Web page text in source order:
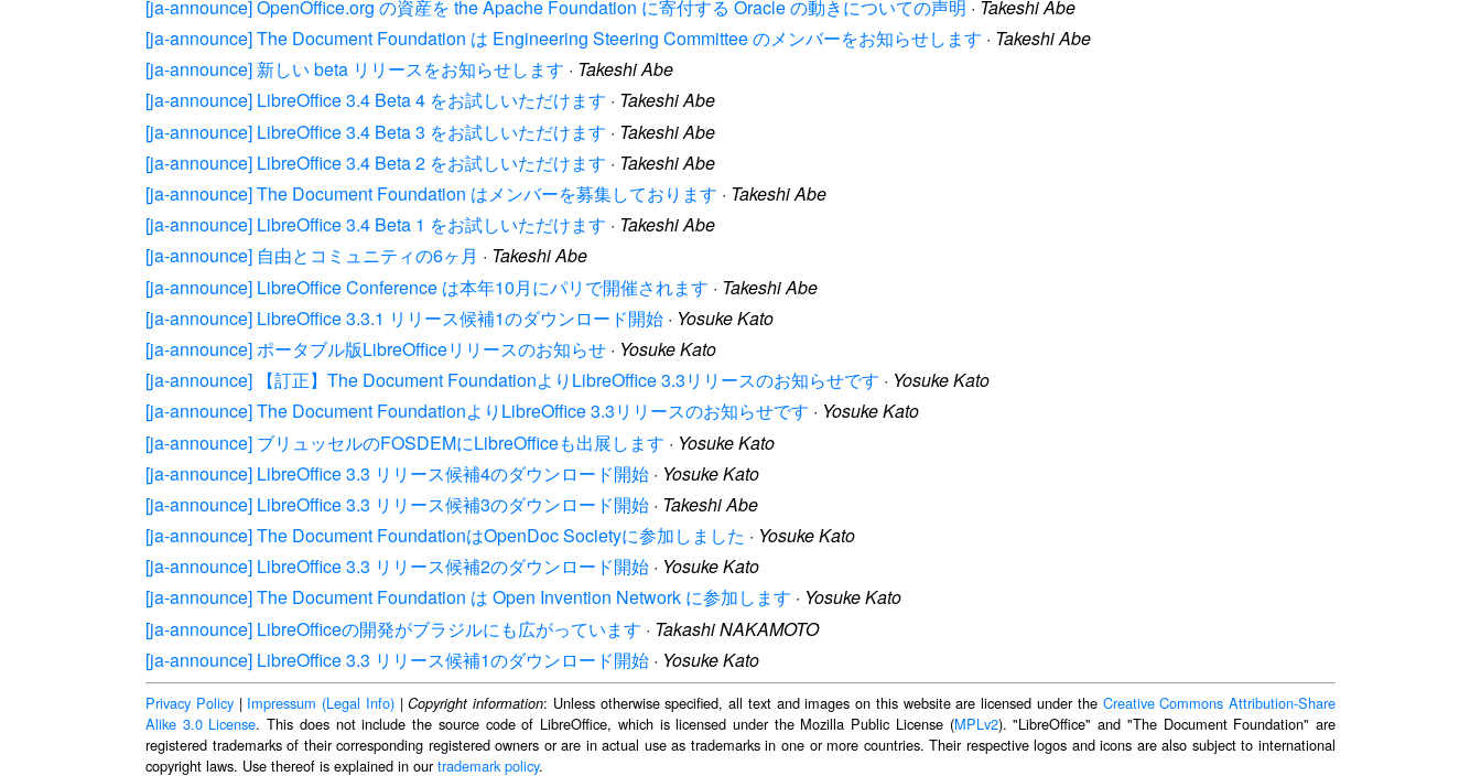
[ja-announce] OpenOffice.org の資産を the Apache Foundation に寄付する Oracle の動きについての声明 · Takeshi Abe
[ja-announce] The Document Foundation は Engineering Steering Committee のメンバーをお知らせします · Takeshi Abe
[ja-announce] 新しい beta リリースをお知らせします · Takeshi Abe
[ja-announce] LibreOffice 3.4 Beta 4 をお試しいただけます · Takeshi Abe
[ja-announce] LibreOffice 3.4 Beta 3 をお試しいただけます · Takeshi Abe
[ja-announce] LibreOffice 3.4 Beta 2 をお試しいただけます · Takeshi Abe
[ja-announce] The Document Foundation はメンバーを募集しております · Takeshi Abe
[ja-announce] LibreOffice 3.4 Beta 1 をお試しいただけます · Takeshi Abe
[ja-announce] 自由とコミュニティの6ヶ月 · Takeshi Abe
[ja-announce] LibreOffice Conference は本年10月にパリで開催されます · Takeshi Abe
[ja-announce] LibreOffice 3.3.1 リリース候補1のダウンロード開始 · Yosuke Kato
[ja-announce] ポータブル版LibreOfficeリリースのお知らせ · Yosuke Kato
[ja-announce] 【訂正】The Document FoundationよりLibreOffice 3.3リリースのお知らせです · Yosuke Kato
[ja-announce] The Document FoundationよりLibreOffice 3.3リリースのお知らせです · Yosuke Kato
[ja-announce] ブリュッセルのFOSDEMにLibreOfficeも出展します · Yosuke Kato
[ja-announce] LibreOffice 3.3 リリース候補4のダウンロード開始 · Yosuke Kato
[ja-announce] LibreOffice 3.3 リリース候補3のダウンロード開始 · Takeshi Abe
[ja-announce] The Document FoundationはOpenDoc Societyに参加しました · Yosuke Kato
[ja-announce] LibreOffice 3.3 リリース候補2のダウンロード開始 · Yosuke Kato
[ja-announce] The Document Foundation は Open Invention Network に参加します · Yosuke Kato
[ja-announce] LibreOfficeの開発がブラジルにも広がっています · Takashi NAKAMOTO
[ja-announce] LibreOffice 3.3 リリース候補1のダウンロード開始 · Yosuke Kato
Privacy Policy| Impressum (Legal Info)|Copyright information: Unless otherwise specified, all text and images on this website are licensed under the Creative Commons Attribution-Share
Alike 3.0 License. This does not include the source code of LibreOffice, which is licensed under the Mozilla Public License (MPLv2). "LibreOffice" and "The Document Foundation" are
registered trademarks of their corresponding registered owners or are in actual use as trademarks in one or more countries. Their respective logos and icons are also subject to international
copyright laws. Use thereof is explained in ourtrademark policy.